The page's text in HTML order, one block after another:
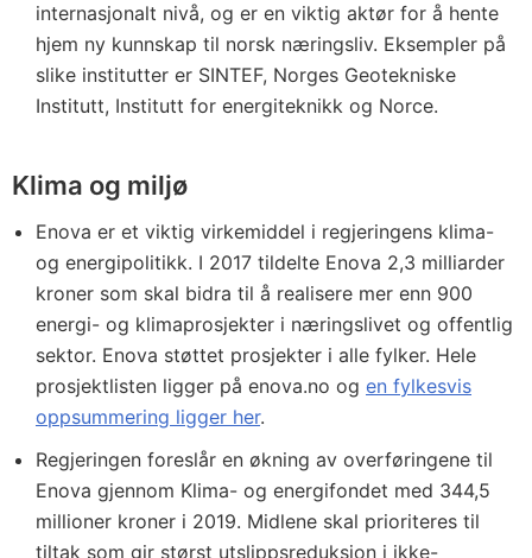
internasjonalt nivå, og er en viktig aktør for å hente
hjem ny kunnskap til norsk næringsliv. Eksempler på
slike institutter er SINTEF, Norges Geotekniske
Institutt, Institutt for energiteknikk og Norce.
Klima og miljø
Enova er et viktig virkemiddel i regjeringens klima-
og energipolitikk. I 2017 tildelte Enova 2,3 milliarder
kroner som skal bidra til å realisere mer enn 900
energi- og klimaprosjekter i næringslivet og offentlig
sektor. Enova støttet prosjekter i alle fylker. Hele
prosjektlisten ligger på enova.no og en fylkesvis
oppsummering ligger her.
Regjeringen foreslår en økning av overføringene til
Enova gjennom Klima- og energifondet med 344,5
millioner kroner i 2019. Midlene skal prioriteres til
tiltak som gir størst utslippsreduksjon i ikke-